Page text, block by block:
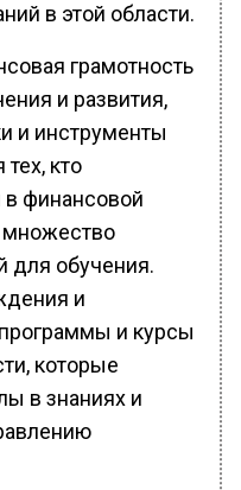
в этой области.
грамотность
и развития,
и инструменты
кто
финансовой
множество
для обучения.
и
и курсы
которые
в знаниях и